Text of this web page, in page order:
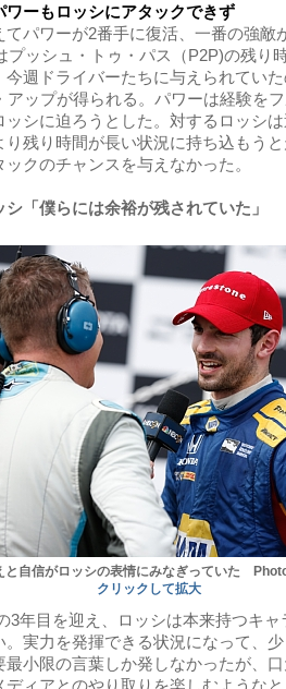
ーもロッシにアタックできず
パワーが2番手に復活、一番の強敵
プッシュ・トゥ・パス（P2P)の残り
今週ドライバーたちに与えられてい
アップが得られる。パワーは経験を
ッシに迫ろうとした。対するロッシ
残り時間が長い状況に持ち込もう
クのチャンスを与えなかった。
「僕らには余裕が残されていた」
と自信がロッシの表情にみなぎっていた
クリックして拡大
年目を迎え、ロッシは本来持つキャ
。実力を発揮できる状況になって、
最小限の言葉しか発しなかったが、